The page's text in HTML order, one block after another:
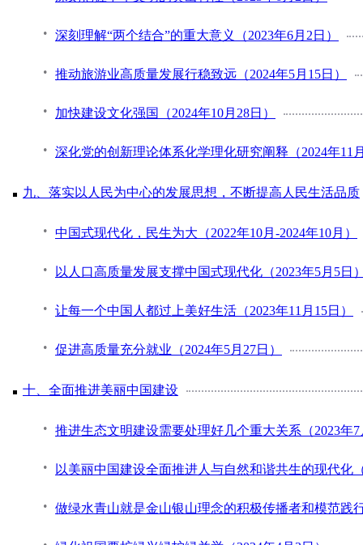
深刻理解“两个结合”的重大意义（2023年6月2日）
推动旅游业高质量发展行稳致远（2024年5月15日）
加快建设文化强国（2024年10月28日）
深化党的创新理论体系化学理化研究阐释（2024年11
九、落实以人民为中心的发展思想，不断提高人民生活品质
中国式现代化，民生为大（2022年10月-2024年10月）
以人口高质量发展支撑中国式现代化（2023年5月5日
让每一个中国人都过上美好生活（2023年11月15日）
促进高质量充分就业（2024年5月27日）
十、全面推进美丽中国建设
推进生态文明建设需要处理好几个重大关系（2023年7
以美丽中国建设全面推进人与自然和谐共生的现代化
做绿水青山就是金山银山理念的积极传播者和模范践